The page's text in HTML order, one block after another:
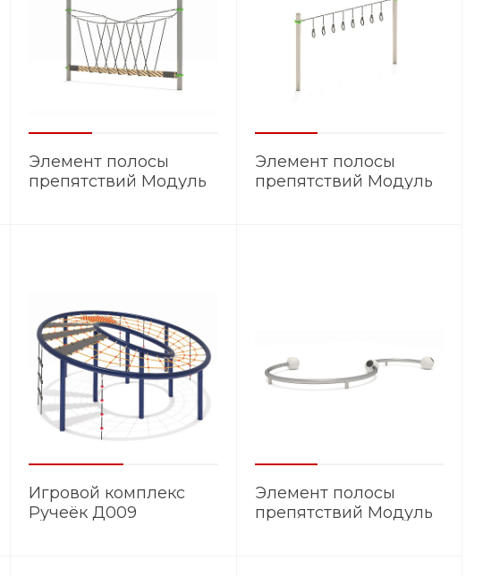
Элемент полосы
препятствий Модуль
Элемент полосы
препятствий Модуль
Игровой комплекс
Ручеёк Д009
Элемент полосы
препятствий Модуль